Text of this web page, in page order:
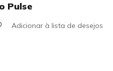
Pulse
Adicionar à lista de desejos